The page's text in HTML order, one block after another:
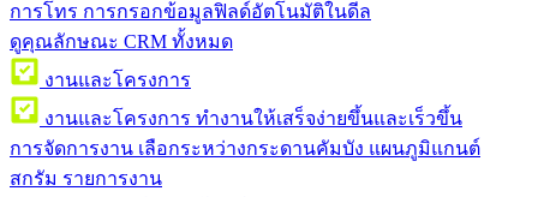
การโทร การกรอกข้อมูลฟิลด์อัตโนมัติในดีล
ดูคุณลักษณะ CRM ทั้งหมด
งานและโครงการ
งานและโครงการ ทำงานให้เสร็จง่ายขึ้นและเร็วขึ้น
การจัดการงาน เลือกระหว่างกระดานคัมบัง แผนภูมิแกนต์
สกรัม รายการงาน